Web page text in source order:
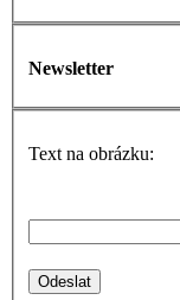
Newsletter
Text na obrázku: